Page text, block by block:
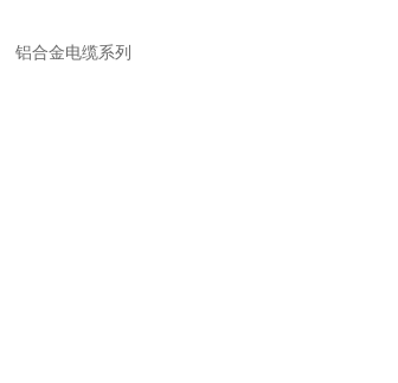
铝合金电缆系列